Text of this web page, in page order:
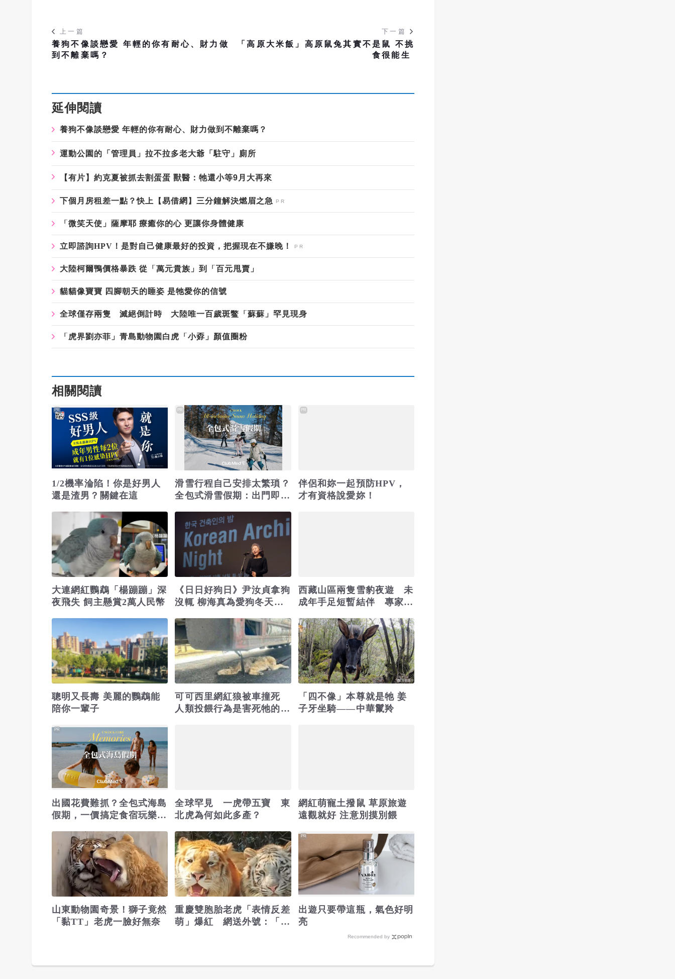
上一篇
養狗不像談戀愛 年輕的你有耐心、財力做
到不離棄嗎？
下一篇
「高原大米飯」高原鼠兔其實不是鼠 不挑
食很能生
延伸閱讀
養狗不像談戀愛 年輕的你有耐心、財力做到不離棄嗎？
運動公園的「管理員」拉不拉多老大爺「駐守」廁所
【有片】約克夏被抓去割蛋蛋 獸醫：牠還小等9月大再來
下個月房租差一點？快上【易借網】三分鐘解決燃眉之急
「微笑天使」薩摩耶 療癒你的心 更讓你身體健康
立即諮詢HPV！是對自己健康最好的投資，把握現在不嫌晚！
大陸柯爾鴨價格暴跌 從「萬元貴族」到「百元甩賣」
貓貓像寶寶 四腳朝天的睡姿 是牠愛你的信號
全球僅存兩隻 滅絕倒計時 大陸唯一百歲斑鳖「蘇蘇」罕見現身
「虎界劉亦菲」青島動物園白虎「小孬」顏值圈粉
相關閱讀
1/2機率淪陷！你是好男人
還是渣男？關鍵在這
PR
滑雪行程自己安排太繁瑣？
全包式滑雪假期：出門即雪
表！
PR
伴侶和妳一起預防HPV，
才有資格說愛妳！
PR
大連網紅鸚鵡「楊蹦蹦」深
夜飛失 飼主懸賞2萬人民幣
《日日好狗日》尹汝貞拿狗
沒輒 柳海真為愛狗冬天哭3
西藏山區兩隻雪豹夜遊 未
成年手足短暫結伴 專家：
聰明又長壽 美麗的鸚鵡能
陪你一輩子
可可西里網紅狼被車撞死
人類投餵行為是害死牠的幫
「四不像」本尊就是牠 姜
子牙坐騎——中華鬣羚
出國花費難抓？全包式海島
假期，一價搞定食宿玩樂，
PR
全球罕見 一虎帶五寶 東
北虎為何如此多產？
網紅萌寵土撥鼠 草原旅遊
遠觀就好 注意別摸別餵
山東動物園奇景！獅子竟然
「黏TT」老虎一臉好無奈
重慶雙胞胎老虎「表情反差
萌」爆紅 網送外號：「沒
出遊只要帶這瓶，氣色好明
亮
PR
Recommended by